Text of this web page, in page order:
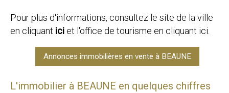
Pour plus d'informations, consultez le site de la ville
en cliquant ici et l'office de tourisme en cliquant ici.
Annonces immobilières en vente à BEAUNE
L'immobilier à BEAUNE en quelques chiffres